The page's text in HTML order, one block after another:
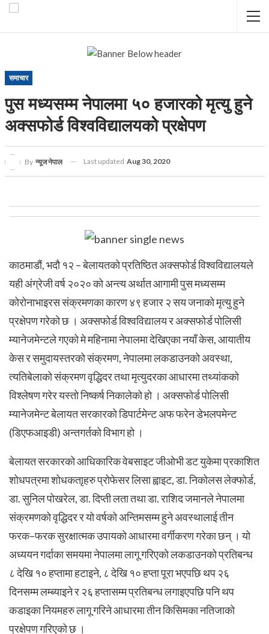
समाचार
पुस मध्यसम्म नेपालमा ५० हजारको मृत्यु हुने
अक्सफोर्ड विश्वविद्यालयको प्रक्षेपण
By न्यूज नेपाल Last updated Aug 30, 2020
काठमाडौं, भदौ १२ – बेलायतको प्रतिष्ठित अक्सफोर्ड विश्वविद्यालयले
यही अंग्रेजी वर्ष २०२० को अन्त्य अर्थात आगामी पुस मध्यसम्म
कोरोनाभाइरस संक्रमणका कारण ४९ हजार २ सय जनाको मृत्यु हुने
प्रक्षेपण गरेको छ । अक्सफोर्ड विश्वविद्यालय र अक्सफोर्ड पोलिसी
म्यानेजमेन्टले गएको मे महिनामा नेपालमा देखिएका नयाँ केस, आयातीय
केस र समुदायस्तरको संक्रमण, नेपालमा लकडाउनको अवस्था,
त्यतिबेलाको संक्रमण वृद्धिदर तथा मृत्युदरका आधारमा तथ्यांकको
विश्लेषण गरेर यस्तो निष्कर्ष निकालेको हो । अक्सफोर्ड पोलिसी
म्यानेजमेन्ट बेलायत सरकारको डिपार्टमेन्ट अफ फरेन डेभलपमेन्ट
(डिएफआइडी) अन्तगर्तको विभाग हो ।
बेलायत सरकारको आधिकारिक वेबसाइट जीओभी डट युकेमा प्रकाशित
शोधपत्रमा शोधकताृहरु प्रोफेसर लिसा ह्वाइट, डा. निकोलस लेक्फोर्ड,
डा. सुनिल पोखरेल, डा. दिप्ती लता तथा डा. राशिद जमानले नेपालमा
संक्रमणको वृद्धिदर र यो वर्षको अन्तिमसम्म हुने अवस्थालाई तीन
फरक–फरक सुरक्षात्मक उपायको आधारमा वर्गीकरण गरेका छन् । यो
अध्ययन गर्दाका समयमा नेपालमा लागू गरिएको लकडाउनको प्रतिबन्ध
८ देखि १० हप्तामा हटाइने, ८ देखि १० हप्ता पूरा भएपछि थप २६
दिनसम्म लम्ब्याइने र २६ हप्तासम्म प्रतिबन्ध लगाइएपछि पनि थप
कडाइका नियमहरु लागू गरिने आधारमा तीन किसिमका नतिजाको
प्रक्षेपण गरिएको छ ।